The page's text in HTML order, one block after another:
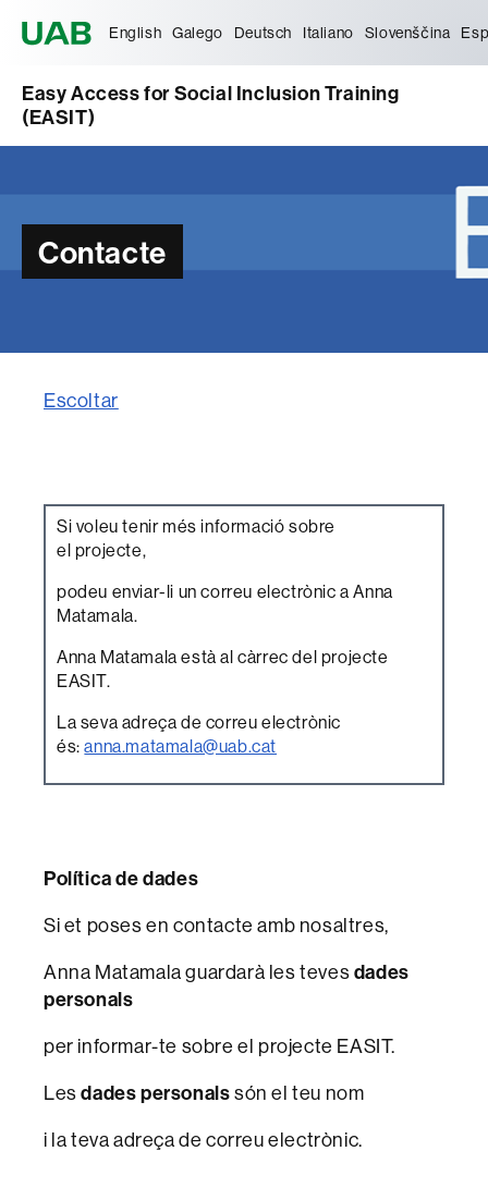
English Galego Deutsch Italiano Slovenščina
Easy Access for Social Inclusion Training
(EASIT)
Contacte
Escoltar
Si voleu tenir més informació sobre
el projecte,
podeu enviar-li un correu electrònic a Anna
Matamala.
Anna Matamala està al càrrec del projecte
EASIT.
La seva adreça de correu electrònic
és:anna.matamala@uab.cat
Política de dades
Si et poses en contacte amb nosaltres,
Anna Matamala guardarà les tevesdades
personals
per informar-te sobre el projecte EASIT.
Lesdades personalssón el teu nom
i la teva adreça de correu electrònic.